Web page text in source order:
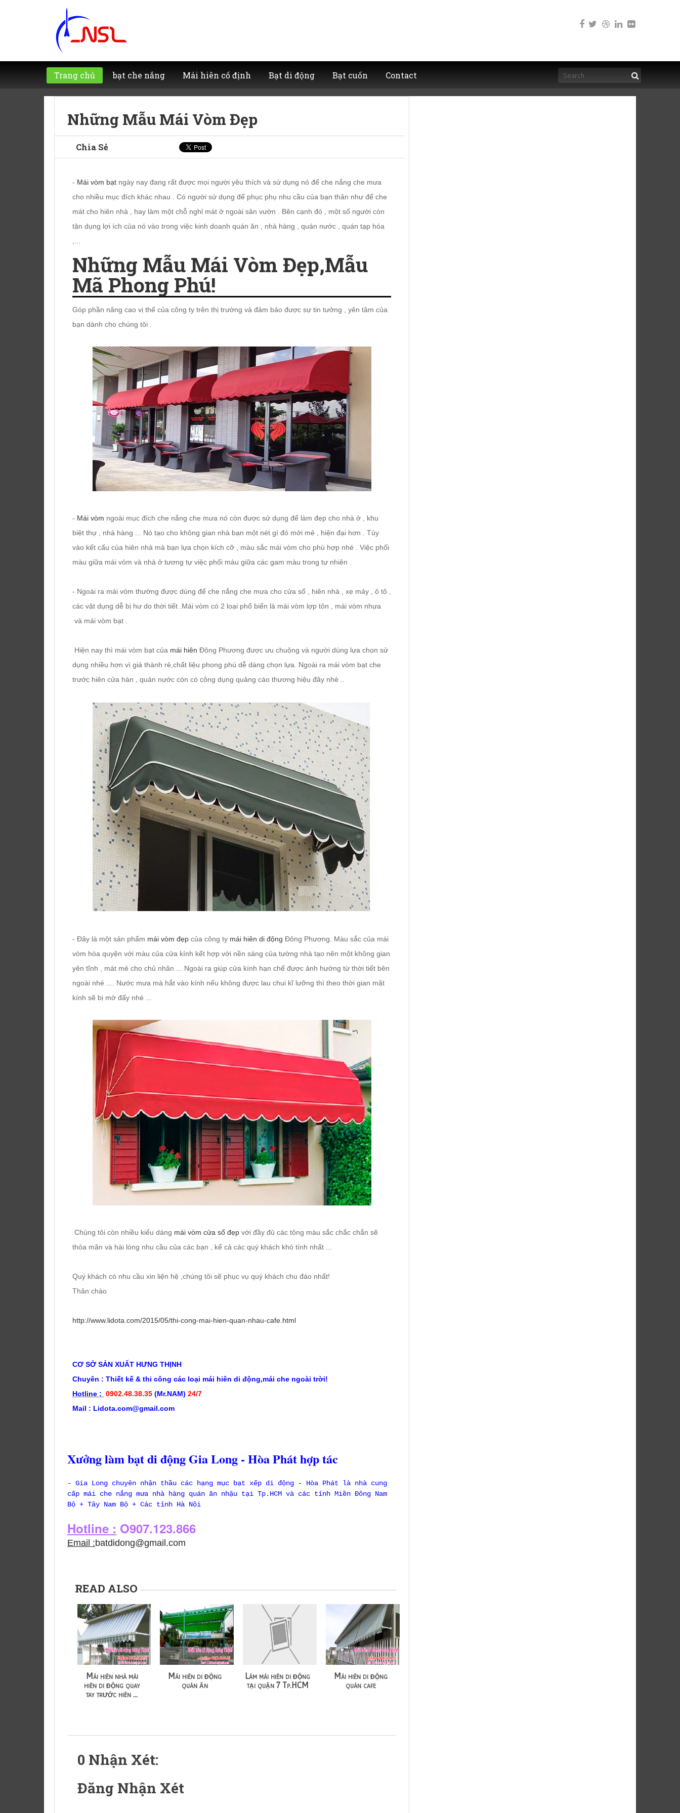
Trang chủ bạt che nắng Mái hiên cố định Bạt di động Bạt cuốn Contact
Những Mẫu Mái Vòm Đẹp
Chia Sẻ
- Mái vòm bạt ngày nay đang rất được mọi người yêu thích và sử dụng nó để che nắng che mưa
cho nhiều mục đích khác nhau . Có người sử dụng để phục phụ nhu cầu của bạn thân như để che
mát cho hiên nhà , hay làm một chỗ nghỉ mát ở ngoài sân vườn . Bên cạnh đó , một số người còn
tận dụng lợi ích của nó vào trong việc kinh doanh quán ăn , nhà hàng , quán nước , quán tạp hóa
Những Mẫu Mái Vòm Đẹp,mẫu
Mã Phong Phú!
Góp phần nâng cao vị thế của công ty trên thị trường và đảm bảo được sự tin tưởng , yên tâm của
bạn dành cho chúng tôi .
- Mái vòm ngoài mục đích che nắng che mưa nó còn được sử dụng để làm đẹp cho nhà ở , khu
biệt thự , nhà hàng ... Nó tạo cho không gian nhà bạn một nét gì đó mới mẻ , hiện đại hơn . Tùy
vào kết cấu của hiên nhà mà bạn lựa chọn kích cỡ , màu sắc mái vòm cho phù hợp nhé . Việc phối
màu giữa mái vòm và nhà ở tương tự việc phối màu giữa các gam màu trong tự nhiên .
- Ngoài ra mái vòm thường được dùng để che nắng che mưa cho cửa sổ , hiên nhà , xe máy , ô tô ,
các vật dụng dễ bị hư do thời tiết .Mái vòm có 2 loại phổ biến là mái vòm lợp tôn , mái vòm nhựa
và mái vòm bạt .
Hiện nay thì mái vòm bạt của mái hiên Đông Phương được ưu chuộng và người dùng lựa chọn sử
dụng nhiều hơn vì giá thành rẻ,chất liệu phong phú dễ dàng chọn lựa. Ngoài ra mái vòm bạt che
trước hiên cửa hàn , quán nước còn có công dụng quảng cáo thương hiệu đây nhé ..
- Đây là một sản phẩm mái vòm đẹp của công ty mái hiên di động Đông Phương. Màu sắc của mái
vòm hòa quyện với màu của cửa kính kết hợp với nền sáng của tường nhà tạo nên một không gian
yên tĩnh , mát mẻ cho chủ nhân ... Ngoài ra giúp cửa kính hạn chế được ảnh hưởng từ thời tiết bên
ngoài nhé .... Nước mưa mà hắt vào kính nếu không được lau chui kĩ lưỡng thì theo thời gian mặt
kính sẽ bị mờ đấy nhé ...
Chúng tôi còn nhiều kiểu dáng mái vòm cửa sổ đẹp với đầy đủ các tông màu sắc chắc chắn sẽ
thỏa mãn và hài lòng nhu cầu của các bạn , kể cả các quý khách khó tính nhất ...
Quý khách có nhu cầu xin liện hệ ,chúng tôi sẽ phục vụ quý khách chu đáo nhất!
Thân chào
http://www.lidota.com/2015/05/thi-cong-mai-hien-quan-nhau-cafe.html
CƠ SỞ SẢN XUẤT HƯNG THỊNH
Chuyên : Thiết kế & thi công các loại mái hiên di động,mái che ngoài trời!
Hotline : 0902.48.38.35 (Mr.NAM) 24/7
Mail : Lidota.com@gmail.com
Xưởng làm bạt di động Gia Long - Hòa Phát hợp tác
- Gia Long chuyên nhận thầu các hạng mục bạt xếp di động - Hòa Phát là nhà cung
cấp mái che nắng mưa nhà hàng quán ăn nhậu tại Tp.HCM và các tỉnh Miền Đông Nam
Bộ + Tây Nam Bộ + Các tỉnh Hà Nội
Hotline : O907.123.866
Email :batdidong@gmail.com
READ ALSO
Mái hiên nhà mái
hiên di động quay
tay trước hiên ...
Mái hiên di động
quán ăn
Làm mái hiên di động
tại quận 7 Tp.HCM
Mái hiên di động
quán cafe
0 Nhận Xét:
Đăng Nhận Xét